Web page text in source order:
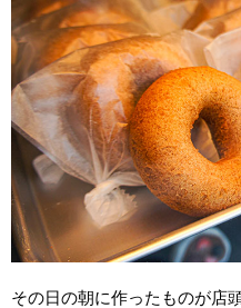
その日の朝に作ったものが店